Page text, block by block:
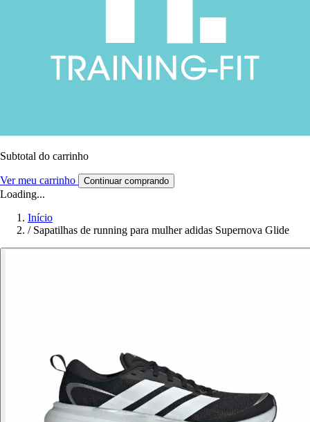
Subtotal do carrinho
Ver meu carrinho Continuar comprando
Loading...
Início
/ Sapatilhas de running para mulher adidas Supernova Glide